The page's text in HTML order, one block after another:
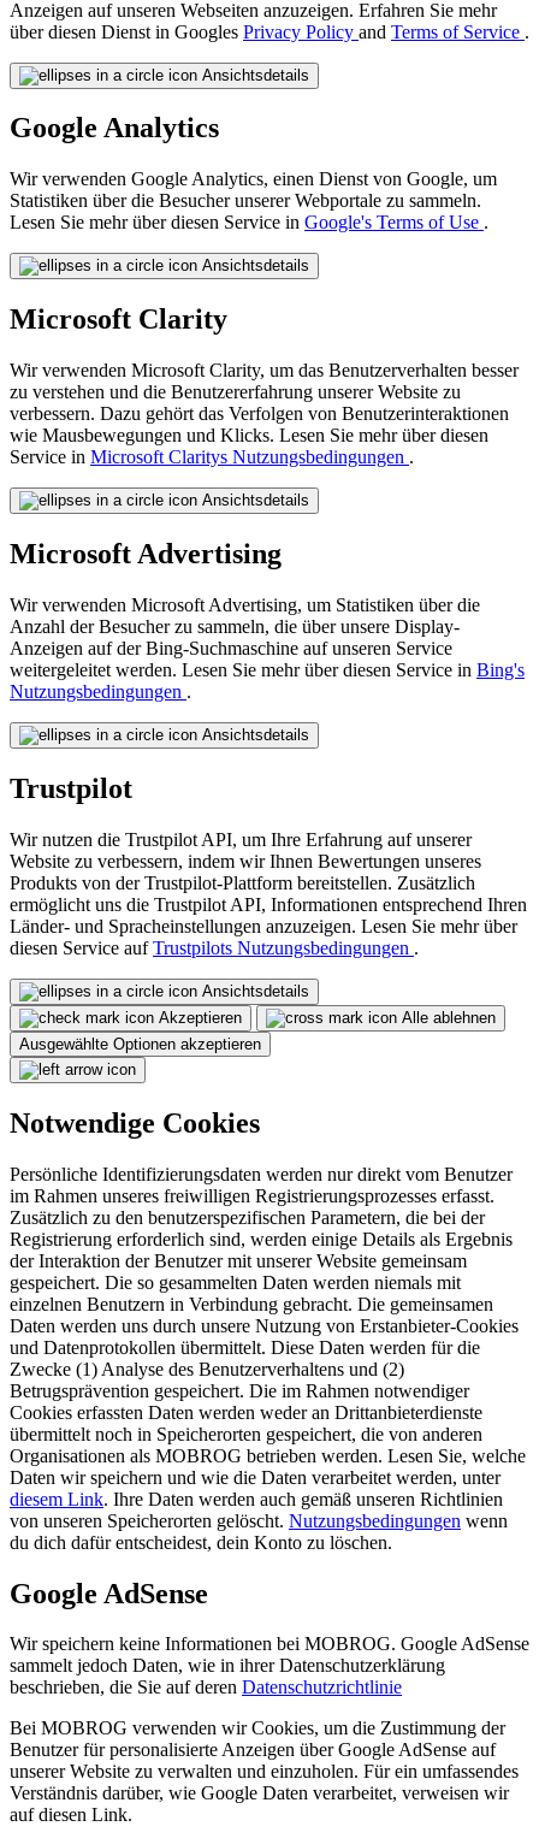
Anzeigen auf unseren Webseiten anzuzeigen. Erfahren Sie mehr
über diesen Dienst in Googles Privacy Policy and Terms of Service .
Ansichtsdetails
Google Analytics
Wir verwenden Google Analytics, einen Dienst von Google, um
Statistiken über die Besucher unserer Webportale zu sammeln.
Lesen Sie mehr über diesen Service in Google's Terms of Use .
Ansichtsdetails
Microsoft Clarity
Wir verwenden Microsoft Clarity, um das Benutzerverhalten besser
zu verstehen und die Benutzererfahrung unserer Website zu
verbessern. Dazu gehört das Verfolgen von Benutzerinteraktionen
wie Mausbewegungen und Klicks. Lesen Sie mehr über diesen
Service in Microsoft Claritys Nutzungsbedingungen .
Ansichtsdetails
Microsoft Advertising
Wir verwenden Microsoft Advertising, um Statistiken über die
Anzahl der Besucher zu sammeln, die über unsere Display-
Anzeigen auf der Bing-Suchmaschine auf unseren Service
weitergeleitet werden. Lesen Sie mehr über diesen Service in Bing's
Nutzungsbedingungen .
Ansichtsdetails
Trustpilot
Wir nutzen die Trustpilot API, um Ihre Erfahrung auf unserer
Website zu verbessern, indem wir Ihnen Bewertungen unseres
Produkts von der Trustpilot-Plattform bereitstellen. Zusätzlich
ermöglicht uns die Trustpilot API, Informationen entsprechend Ihren
Länder- und Spracheinstellungen anzuzeigen. Lesen Sie mehr über
diesen Service aufTrustpilots Nutzungsbedingungen .
Ansichtsdetails
Akzeptieren
Alle ablehnen
Ausgewählte Optionen akzeptieren
Notwendige Cookies
Persönliche Identifizierungsdaten werden nur direkt vom Benutzer
im Rahmen unseres freiwilligen Registrierungsprozesses erfasst.
Zusätzlich zu den benutzerspezifischen Parametern, die bei der
Registrierung erforderlich sind, werden einige Details als Ergebnis
der Interaktion der Benutzer mit unserer Website gemeinsam
gespeichert. Die so gesammelten Daten werden niemals mit
einzelnen Benutzern in Verbindung gebracht. Die gemeinsamen
Daten werden uns durch unsere Nutzung von Erstanbieter-Cookies
und Datenprotokollen übermittelt. Diese Daten werden für die
Zwecke (1) Analyse des Benutzerverhaltens und (2)
Betrugsprävention gespeichert. Die im Rahmen notwendiger
Cookies erfassten Daten werden weder an Drittanbieterdienste
übermittelt noch in Speicherorten gespeichert, die von anderen
Organisationen als MOBROG betrieben werden. Lesen Sie, welche
Daten wir speichern und wie die Daten verarbeitet werden, unter
diesem Link. Ihre Daten werden auch gemäß unseren Richtlinien
von unseren Speicherorten gelöscht. Nutzungsbedingungen wenn
du dich dafür entscheidest, dein Konto zu löschen.
Google AdSense
Wir speichern keine Informationen bei MOBROG. Google AdSense
sammelt jedoch Daten, wie in ihrer Datenschutzerklärung
beschrieben, die Sie auf deren Datenschutzrichtlinie
Bei MOBROG verwenden wir Cookies, um die Zustimmung der
Benutzer für personalisierte Anzeigen über Google AdSense auf
unserer Website zu verwalten und einzuholen. Für ein umfassendes
Verständnis darüber, wie Google Daten verarbeitet, verweisen wir
auf diesen Link.